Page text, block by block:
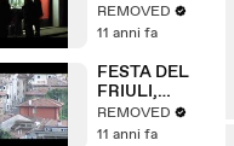
BANDITI
REMOVED
11 anni fa
FESTA DEL
FRIULI,
TRIESTE SI
RIBELLA
REMOVED
11 anni fa